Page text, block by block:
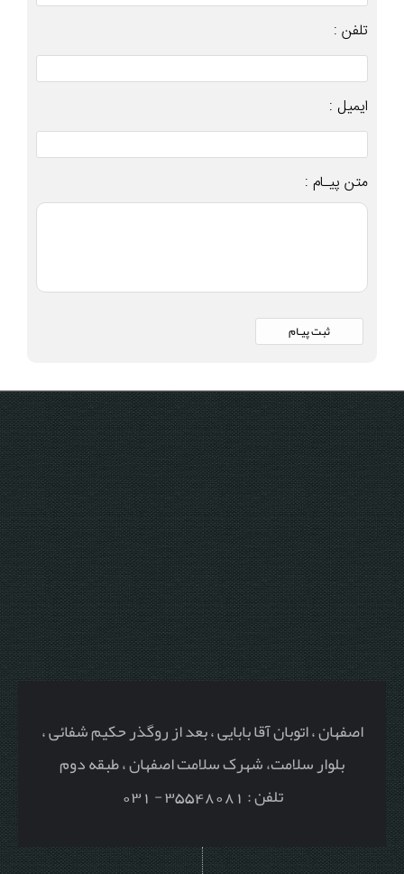
تلفن :
ایمیل :
متن پیـام :
اصفهان ، اتوبان آقا بابایی ، بعد از روگذر حکیم شفائی ،
بلوار سلامت، شهرک سلامت اصفهان ، طبقه دوم
تلفن : 35548081 - 031